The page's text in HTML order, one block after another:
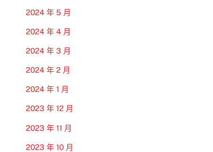
2024 年 5 月
2024 年 4 月
2024 年 3 月
2024 年 2 月
2024 年 1 月
2023 年 12 月
2023 年 11 月
2023 年 10 月